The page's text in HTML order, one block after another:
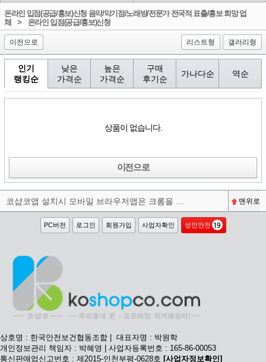
1
아이콘
온라인 입점(공급/홍보)신청 음악/악기점/노래방/전문가 전국적 표출/홍보 희망 업
체
> 온라인 입점(공급/홍보)신청
이전으로 리스트형 갤러리형
인기
랭킹순
낮은
가격순
높은
가격순
구매
후기순
가나다순 역순
상품이 없습니다.
이전으로
코샵코앱 설치시 모바일 브라우저앱은 크롬을 권장합니다^^ 맨위로
PC버전 로그인 회원가입 사업자확인 성인안전
상호명 : 한국안전보건협동조합 | 대표자명 : 박원학
개인정보관리 책임자 : 박혜영 | 사업자등록번호 : 165-86-00053
통신판매업신고번호 : 제2015-인천부평-0628호 [사업자정보확인]